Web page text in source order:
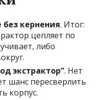
без кернения. Итог:
цепляет по
либо
экстрактор”. Нет
шанс пересверлить
корпус.